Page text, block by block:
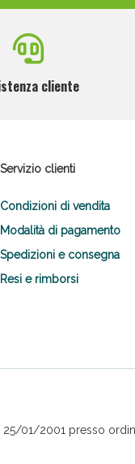
cliente
Servizio clienti
Condizioni di vendita
Modalità di pagamento
Spedizioni e consegna
Resi e rimborsi
01/2001 presso